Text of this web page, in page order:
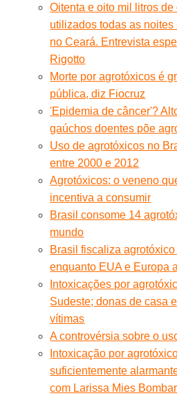
Oitenta e oito mil litros
utilizados todas as
no Ceará. Entrevista
Rigotto
Morte por agrotóxicos é
pública, diz Fiocruz
'Epidemia de câncer'?
gaúchos doentes põe
Uso de agrotóxicos no
entre 2000 e 2012
Agrotóxicos: o veneno
incentiva a consumir
Brasil consome 14
mundo
Brasil fiscaliza
enquanto EUA e Europa
Intoxicações por
Sudeste; donas de casa
vítimas
A controvérsia sobre o
Intoxicação por
suficientemente
com Larissa Mies